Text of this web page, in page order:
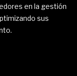
en la gestión
sus